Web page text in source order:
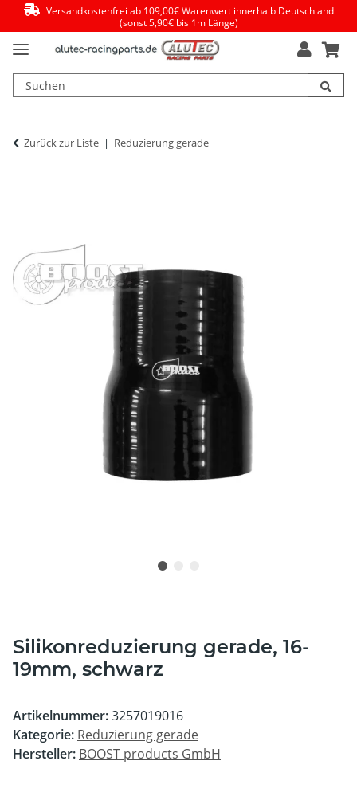
Versandkostenfrei ab 109,00€ Warenwert innerhalb Deutschland
(sonst 5,90€ bis 1m Länge)
Zurück zur Liste Reduzierung gerade
Silikonreduzierung gerade, 16-
19mm, schwarz
Artikelnummer:3257019016
Kategorie: Reduzierung gerade
Hersteller: BOOST products GmbH